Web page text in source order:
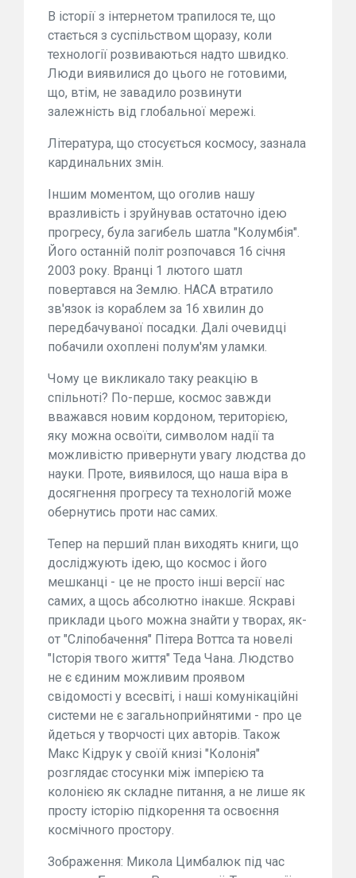
В історії з інтернетом трапилося те, що
стається з суспільством щоразу, коли
технології розвиваються надто швидко.
Люди виявилися до цього не готовими,
що, втім, не завадило розвинути
залежність від глобальної мережі.
Література, що стосується космосу, зазнала
кардинальних змін.
Іншим моментом, що оголив нашу
вразливість і зруйнував остаточно ідею
прогресу, була загибель шатла "Колумбія".
Його останній політ розпочався 16 січня
2003 року. Вранці 1 лютого шатл
повертався на Землю. НАСА втратило
зв'язок із кораблем за 16 хвилин до
передбачуваної посадки. Далі очевидці
побачили охоплені полум'ям уламки.
Чому це викликало таку реакцію в
спільноті? По-перше, космос завжди
вважався новим кордоном, територією,
яку можна освоїти, символом надії та
можливістю привернути увагу людства до
науки. Проте, виявилося, що наша віра в
досягнення прогресу та технологій може
обернутись проти нас самих.
Тепер на перший план виходять книги, що
досліджують ідею, що космос і його
мешканці - це не просто інші версії нас
самих, а щось абсолютно інакше. Яскраві
приклади цього можна знайти у творах, як-
от "Сліпобачення" Пітера Воттса та новелі
"Історія твого життя" Теда Чана. Людство
не є єдиним можливим проявом
свідомості у всесвіті, і наші комунікаційні
системи не є загальноприйнятими - про це
йдеться у творчості цих авторів. Також
Макс Кідрук у своїй книзі "Колонія"
розглядає стосунки між імперією та
колонією як складне питання, а не лише як
просту історію підкорення та освоєння
космічного простору.
Зображення: Микола Цимбалюк під час